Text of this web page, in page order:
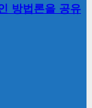
방법론을 공유